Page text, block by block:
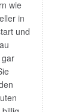
wie
in
und